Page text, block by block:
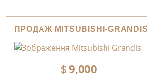
ПРОДАЖ MITSUBISHI-
9,000